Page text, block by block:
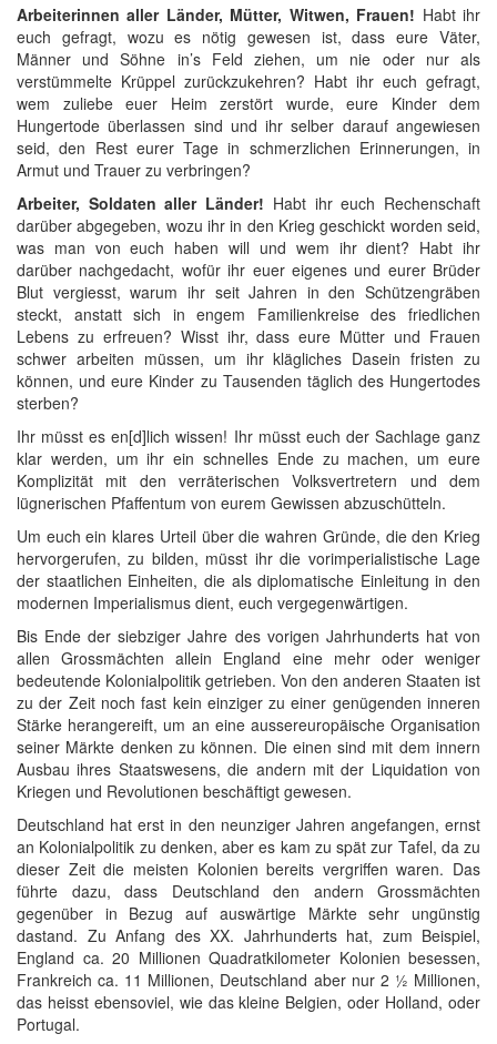
Arbeiterinnen aller Länder, Mütter, Witwen, Frauen! Habt ihr
euch gefragt, wozu es nötig gewesen ist, dass eure Väter,
Männer und Söhne in’s Feld ziehen, um nie oder nur als
verstümmelte Krüppel zurückzukehren? Habt ihr euch gefragt,
wem zuliebe euer Heim zerstört wurde, eure Kinder dem
Hungertode überlassen sind und ihr selber darauf angewiesen
seid, den Rest eurer Tage in schmerzlichen Erinnerungen, in
Armut und Trauer zu verbringen?
Arbeiter, Soldaten aller Länder! Habt ihr euch Rechenschaft
darüber abgegeben, wozu ihr in den Krieg geschickt worden seid,
was man von euch haben will und wem ihr dient? Habt ihr
darüber nachgedacht, wofür ihr euer eigenes und eurer Brüder
Blut vergiesst, warum ihr seit Jahren in den Schützengräben
steckt, anstatt sich in engem Familienkreise des friedlichen
Lebens zu erfreuen? Wisst ihr, dass eure Mütter und Frauen
schwer arbeiten müssen, um ihr klägliches Dasein fristen zu
können, und eure Kinder zu Tausenden täglich des Hungertodes
sterben?
Ihr müsst es en[d]lich wissen! Ihr müsst euch der Sachlage ganz
klar werden, um ihr ein schnelles Ende zu machen, um eure
Komplizität mit den verräterischen Volksvertretern und dem
lügnerischen Pfaffentum von eurem Gewissen abzuschütteln.
Um euch ein klares Urteil über die wahren Gründe, die den Krieg
hervorgerufen, zu bilden, müsst ihr die vorimperialistische Lage
der staatlichen Einheiten, die als diplomatische Einleitung in den
modernen Imperialismus dient, euch vergegenwärtigen.
Bis Ende der siebziger Jahre des vorigen Jahrhunderts hat von
allen Grossmächten allein England eine mehr oder weniger
bedeutende Kolonialpolitik getrieben. Von den anderen Staaten ist
zu der Zeit noch fast kein einziger zu einer genügenden inneren
Stärke herangereift, um an eine aussereuropäische Organisation
seiner Märkte denken zu können. Die einen sind mit dem innern
Ausbau ihres Staatswesens, die andern mit der Liquidation von
Kriegen und Revolutionen beschäftigt gewesen.
Deutschland hat erst in den neunziger Jahren angefangen, ernst
an Kolonialpolitik zu denken, aber es kam zu spät zur Tafel, da zu
dieser Zeit die meisten Kolonien bereits vergriffen waren. Das
führte dazu, dass Deutschland den andern Grossmächten
gegenüber in Bezug auf auswärtige Märkte sehr ungünstig
dastand. Zu Anfang des XX. Jahrhunderts hat, zum Beispiel,
England ca. 20 Millionen Quadratkilometer Kolonien besessen,
Frankreich ca. 11 Millionen, Deutschland aber nur 2 ½ Millionen,
das heisst ebensoviel, wie das kleine Belgien, oder Holland, oder
Portugal.